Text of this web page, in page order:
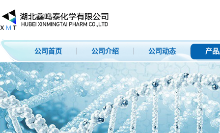
公司首页 公司介绍 公司动态 产